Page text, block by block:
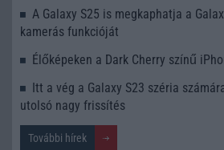
A Galaxy S25 is megkaphatja a
kamerás funkcióját
Élőképeken a Dark Cherry színű
Itt a vég a Galaxy S23 széria
utolsó nagy frissítés
További hírek